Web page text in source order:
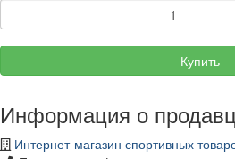
Купить
Информация о
Интернет-магазин спортивных